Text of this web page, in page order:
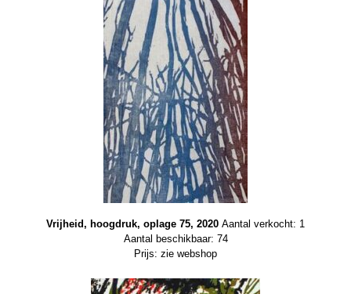
Vrijheid, hoogdruk, oplage 75, 2020 Aantal verkocht: 1
Aantal beschikbaar: 74
Prijs: zie webshop